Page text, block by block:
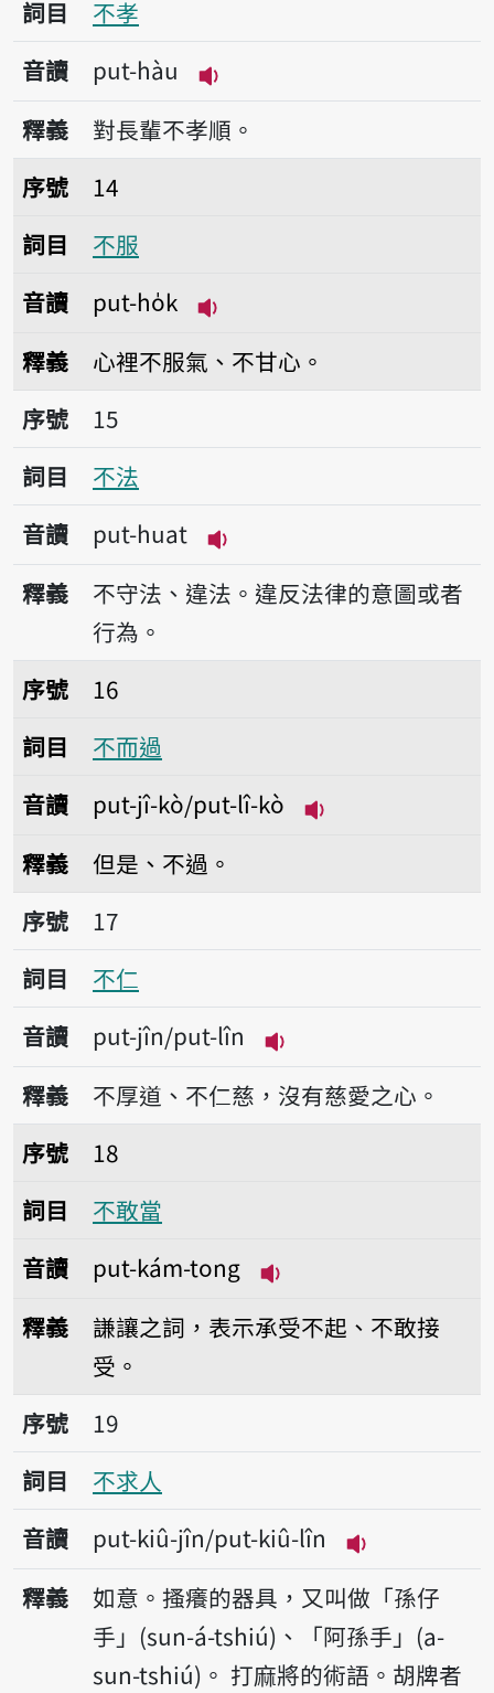
詞目
不孝
音讀
put-hàu
播放音讀put-hàu
釋義
對長輩不孝順。
序號14不服
序號
14
詞目
不服
音讀
put-ho̍k
釋義
心裡不服氣、不甘心。
序號15不法
序號
15
詞目
不法
音讀
put-huat
播放音讀put-huat
釋義
不守法、違法。違反法律的意圖或者
行為。
序號16不而過
序號
16
詞目
不而過
音讀
put-jî-kò/put-lî-kò
釋義
但是、不過。
序號17不仁
序號
17
詞目
不仁
音讀
put-jîn/put-lîn
播放音讀put-jîn/put-
釋義
不厚道、不仁慈，沒有慈愛之心。
序號18不敢當
序號
18
詞目
不敢當
音讀
put-kám-tong
釋義
謙讓之詞，表示承受不起、不敢接
受。
序號19不求人
序號
19
詞目
不求人
音讀
put-kiû-jîn/put-kiû-lîn
播放音讀
釋義
如意。搔癢的器具，又叫做「孫仔
手」(sun-á-tshiú)、「阿孫手」(a-
sun-tshiú)。 打麻將的術語。胡牌者